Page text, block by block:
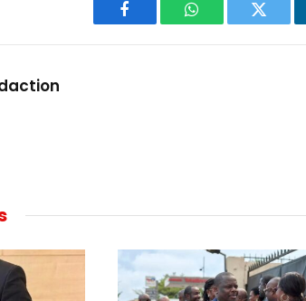
Facebook WhatsAppTwitter